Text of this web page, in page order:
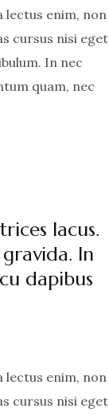
lectus enim, non
cursus nisi eget
In nec
quam, nec
lacus.
In
dapibus
lectus enim, non
cursus nisi eget